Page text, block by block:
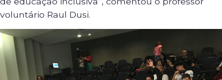
voluntário Raul Dusi.